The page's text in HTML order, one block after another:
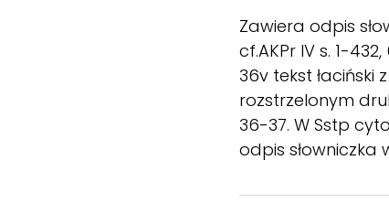
Zawiera odpis
cf.AKPr IV s. 1-
36v tekst
rozstrzelonym
36-37. W Sstp
odpis słowniczka